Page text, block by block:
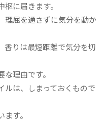
に届きます。
理屈を通さずに気分を動か
香りは最短距離で気分を切
理由です。
ルは、しまっておくもので
す。